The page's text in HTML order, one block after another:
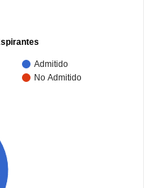
Admitido
No Admitido